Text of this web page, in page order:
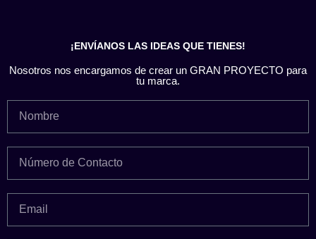
¡ENVÍANOS LAS IDEAS QUE TIENES!
Nosotros nos encargamos de crear un GRAN PROYECTO para
tu marca.